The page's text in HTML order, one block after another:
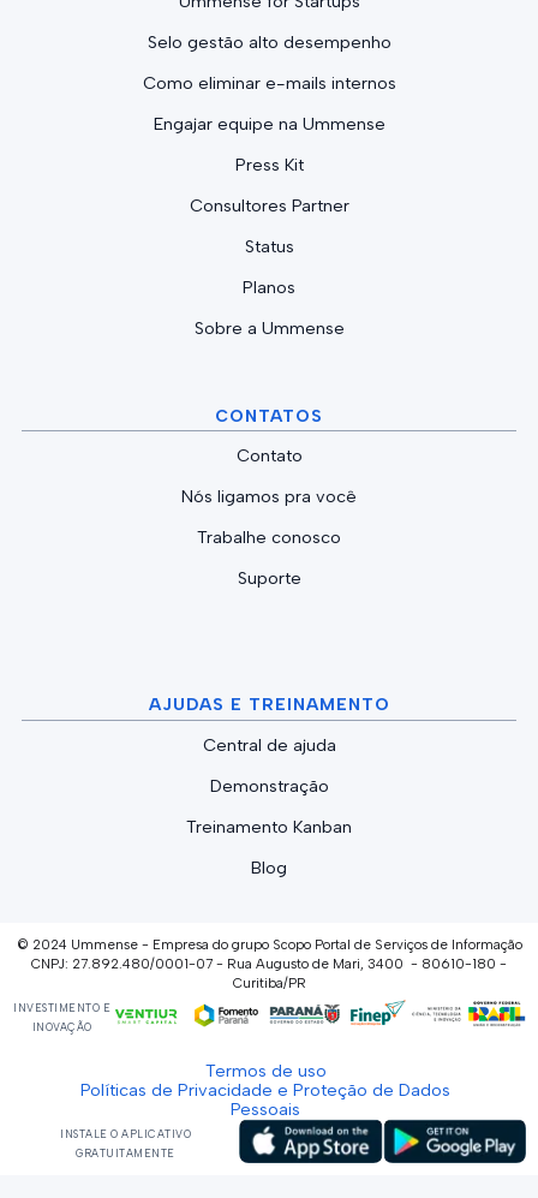
Selo gestão alto desempenho
Como eliminar e-mails internos
Engajar equipe na Ummense
Press Kit
Consultores Partner
Status
Planos
Sobre a Ummense
CONTATOS
Contato
Nós ligamos pra você
Trabalhe conosco
Suporte
AJUDAS E TREINAMENTO
Central de ajuda
Demonstração
Treinamento Kanban
Blog
© 2024 Ummense - Empresa do grupo Scopo Portal de Serviços de Informação
CNPJ: 27.892.480/0001-07 - Rua Augusto de Mari, 3400 - 80610-180 -
Curitiba/PR
INVESTIMENTO E
INOVAÇÃO
Termos de uso
Políticas de Privacidade e Proteção de Dados
Pessoais
INSTALE O APLICATIVO
GRATUITAMENTE